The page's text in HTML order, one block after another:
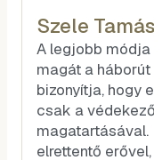
Szele
A legjobb módja
magát a
bizonyítja, hogy
csak a
elrettentő